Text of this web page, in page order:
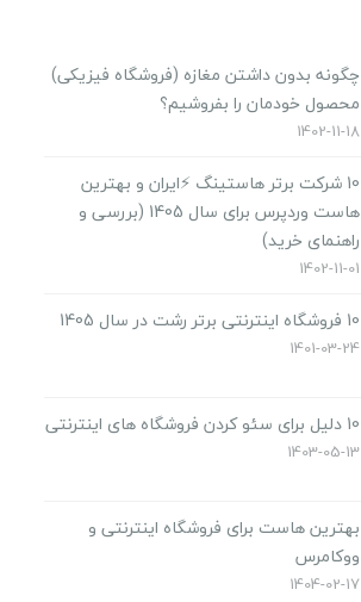
چگونه بدون داشتن مغازه (فروشگاه فیزیکی)
محصول خودمان را بفروشیم؟
1402-11-18
10 شرکت برتر هاستینگ ⚡️ایران و بهترین
هاست وردپرس برای سال 1405 (بررسی و
راهنمای خرید)
1402-11-01
10 فروشگاه اینترنتی برتر رشت در سال 1405
1401-03-24
10 دلیل برای سئو کردن فروشگاه های اینترنتی
1403-05-13
بهترین هاست برای فروشگاه اینترنتی و
ووکامرس
1404-02-17